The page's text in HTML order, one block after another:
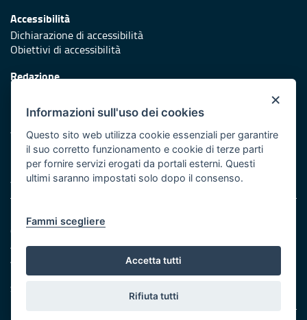
Accessibilità
Dichiarazione di accessibilità
Obiettivi di accessibilità
Redazione
Protezione civile
Vai al sito di Protezione Civile Puglia
Iniziativa finanziata con risorse del POR Puglia 2014/2020 -
Asse XI
Note legali
Cookie e privacy
Amministrazione trasparente
Atti di notifica
Feed RSS
Servizi intranet
×
Informazioni sull'uso dei cookies
Questo sito web utilizza cookie essenziali per garantire
il suo corretto funzionamento e cookie di terze parti
per fornire servizi erogati da portali esterni. Questi
ultimi saranno impostati solo dopo il consenso.
Fammi scegliere
Accetta tutti
Rifiuta tutti